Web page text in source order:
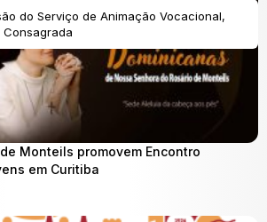
do Serviço de Animação Vocacional,
Consagrada
Monteils promovem Encontro
em Curitiba